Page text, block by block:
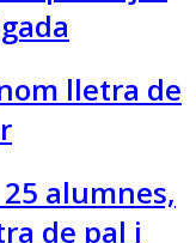
lletra de
alumnes,
de pal i